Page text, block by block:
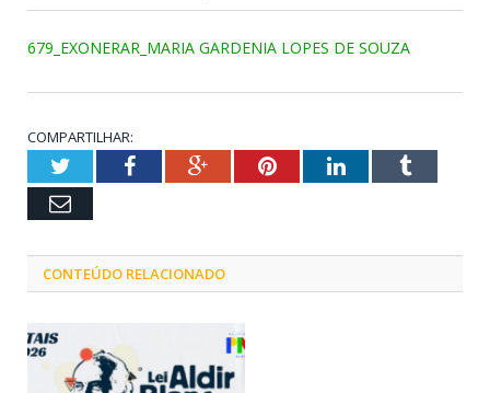
679_EXONERAR_MARIA GARDENIA LOPES DE SOUZA
COMPARTILHAR:
TwitterFacebookGoogle+PinterestLinkedInTumblr
Email
CONTEÚDO RELACIONADO